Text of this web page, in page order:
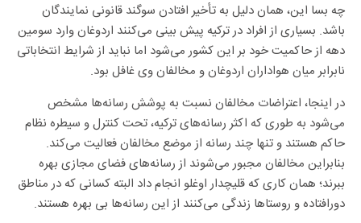
چه بسا این، همان دلیل به تأخیر افتادن سوگند قانونی نمایندگان
باشد. بسیاری از افراد در ترکیه پیش بینی می‌کنند اردوغان وارد سومین
دهه از حاکمیت خود بر این کشور می‌شود اما نباید از شرایط انتخاباتی
نابرابر میان هواداران اردوغان و مخالفان وی غافل بود.
در اینجا، اعتراضات مخالفان نسبت به پوشش رسانه‌ها مشخص
می‌شود به طوری که اکثر رسانه‌های ترکیه، تحت کنترل و سیطره نظام
حاکم هستند و تنها چند رسانه از موضع مخالفان فعالیت می‌کند.
بنابراین مخالفان مجبور می‌شوند از رسانه‌های فضای مجازی بهره
ببرند؛ همان کاری که قلیچدار اوغلو انجام داد البته کسانی که در مناطق
دورافتاده و روستاها زندگی می‌کنند از این رسانه‌ها بی بهره هستند.